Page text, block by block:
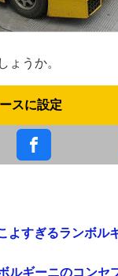
うか。
スに設定
よすぎるランボル
ルギーニのコンセ